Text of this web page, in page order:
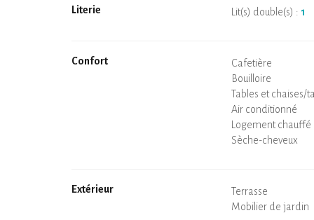
Literie Lit(s) double(s) : 1
Confort Micro-ondes
Cafetière
Bouilloire
Plaque de cuisson
Four
Réfrigérateur
Vaisselle
Lave-vaisselle
Chaise bébé
Spa
Sauna privatif
Tables et chaises/
Air conditionné
Logement chauffé
Poêle à bois
Cheminée
Wifi
TV
Sèche-cheveux
Extérieur
Terrasse
Mobilier de jardin